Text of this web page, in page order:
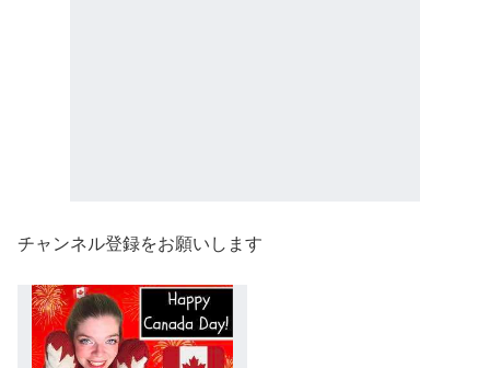
チャンネル登録をお願いします